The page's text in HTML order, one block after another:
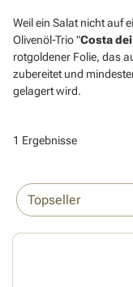
Weil ein Salat nicht auf
Olivenöl-Trio "Costa
rotgoldener Folie, das
zubereitet und
gelagert wird.
1 Ergebnisse